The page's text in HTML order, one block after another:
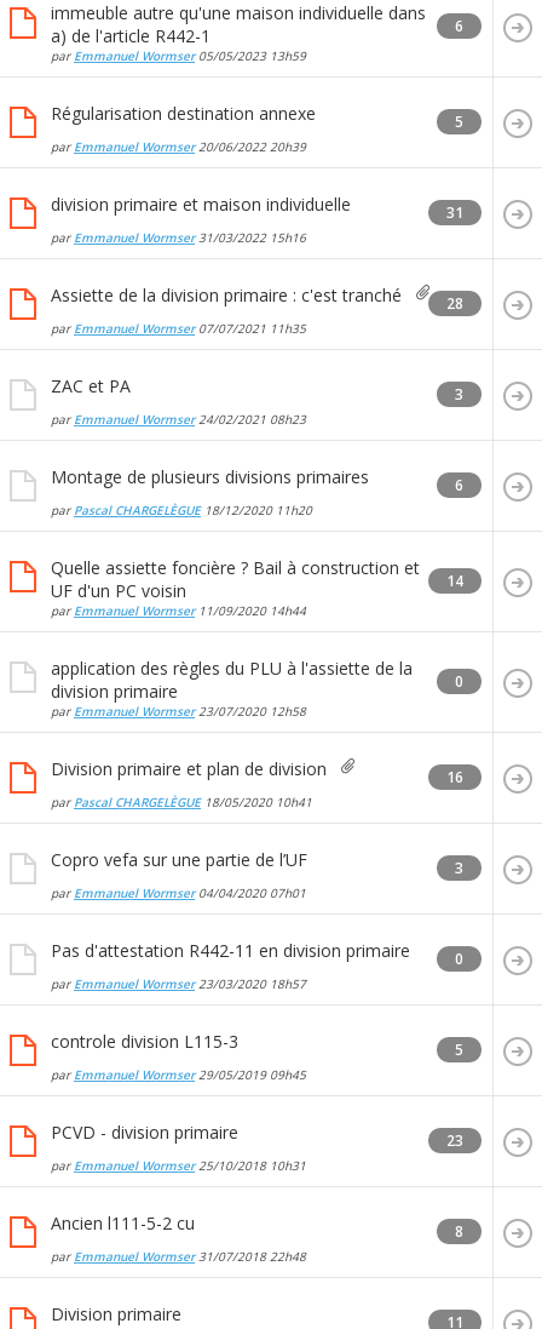
immeuble autre qu'une maison individuelle dans
a) de l'article R442-1
par Emmanuel Wormser05/05/2023 13h59
6
Régularisation destination annexe
par Emmanuel Wormser20/06/202220h39
5
division primaire et maison individuelle
par Emmanuel Wormser31/03/2022 15h16
31
Assiette de la division primaire : c'est tranché
par Emmanuel Wormser07/07/2021 11h35
28
ZAC et PA
par Emmanuel Wormser24/02/2021 08h23
3
Montage de plusieurs divisions primaires
par Pascal CHARGELÈGUE18/12/2020 11h20
6
Quelle assiette foncière ? Bail à construction et
UF d'un PC voisin
par Emmanuel Wormser11/09/2020 14h44
14
application des règles du PLU à l'assiette de la
division primaire
par Emmanuel Wormser23/07/2020 12h58
0
Division primaire et plan de division
par Pascal CHARGELÈGUE18/05/2020 10h41
16
Copro vefa sur une partie de l’UF
par Emmanuel Wormser04/04/2020 07h01
3
Pas d'attestation R442-11 en division primaire
par Emmanuel Wormser23/03/2020 18h57
0
controle division L115-3
par Emmanuel Wormser29/05/2019 09h45
5
PCVD - division primaire
par Emmanuel Wormser25/10/2018 10h31
23
Ancien l111-5-2 cu
par Emmanuel Wormser31/07/2018 22h48
8
Division primaire 11